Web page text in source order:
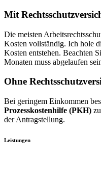
Mit
Die meisten
Kosten vollständig. Ich hole
Kosten entstehen. Beachten
Monaten muss abgelaufen
Ohne
Bei geringem Einkommen
Prozesskostenhilfe (PKH)
der Antragstellung.
Leistungen